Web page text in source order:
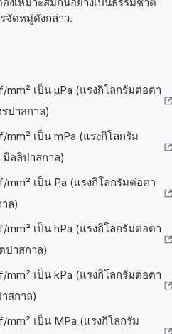
จัดหมู่ดังกล่าว.
mm² เป็น µPa (แรงกิโลกรัมต่อตา
ปาสกาล)
mm² เป็น mPa (แรงกิโลกรัม
มิลลิปาสกาล)
mm² เป็น Pa (แรงกิโลกรัมต่อตา
ล)
mm² เป็น hPa (แรงกิโลกรัมต่อตา
ปาสกาล)
mm² เป็น kPa (แรงกิโลกรัมต่อตา
สกาล)
mm² เป็น MPa (แรงกิโลกรัม